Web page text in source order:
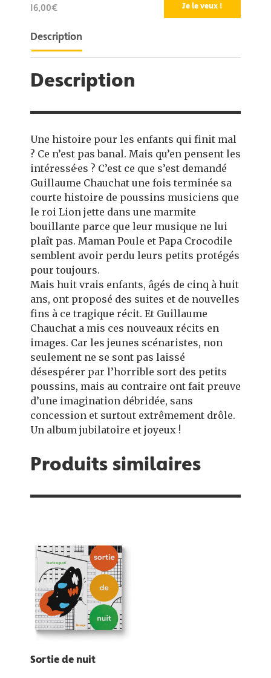
16,00€ Je le veux !
Description
Description
Une histoire pour les enfants qui finit mal
? Ce n’est pas banal. Mais qu’en pensent les
intéressé·es ? C’est ce que s’est demandé
Guillaume Chauchat une fois terminée sa
courte histoire de poussins musiciens que
le roi Lion jette dans une marmite
bouillante parce que leur musique ne lui
plaît pas. Maman Poule et Papa Crocodile
semblent avoir perdu leurs petits protégés
pour toujours.
Mais huit vrais enfants, âgés de cinq à huit
ans, ont proposé des suites et de nouvelles
fins à ce tragique récit. Et Guillaume
Chauchat a mis ces nouveaux récits en
images. Car les jeunes scénaristes, non
seulement ne se sont pas laissé
désespérer par l’horrible sort des petits
poussins, mais au contraire ont fait preuve
d’une imagination débridée, sans
concession et surtout extrêmement drôle.
Un album jubilatoire et joyeux !
Produits similaires
Sortie de nuit